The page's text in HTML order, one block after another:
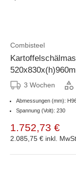
Combisteel
3 Wochen
Abmessungen (mm):
Spannung (Volt): 230
1.752,73 €
2.085,75 € inkl. MwSt.